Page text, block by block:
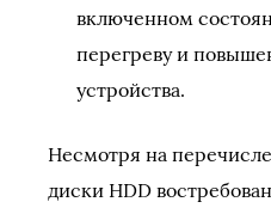
включенном
перегреву и
устройства.
Несмотря на
диски HDD